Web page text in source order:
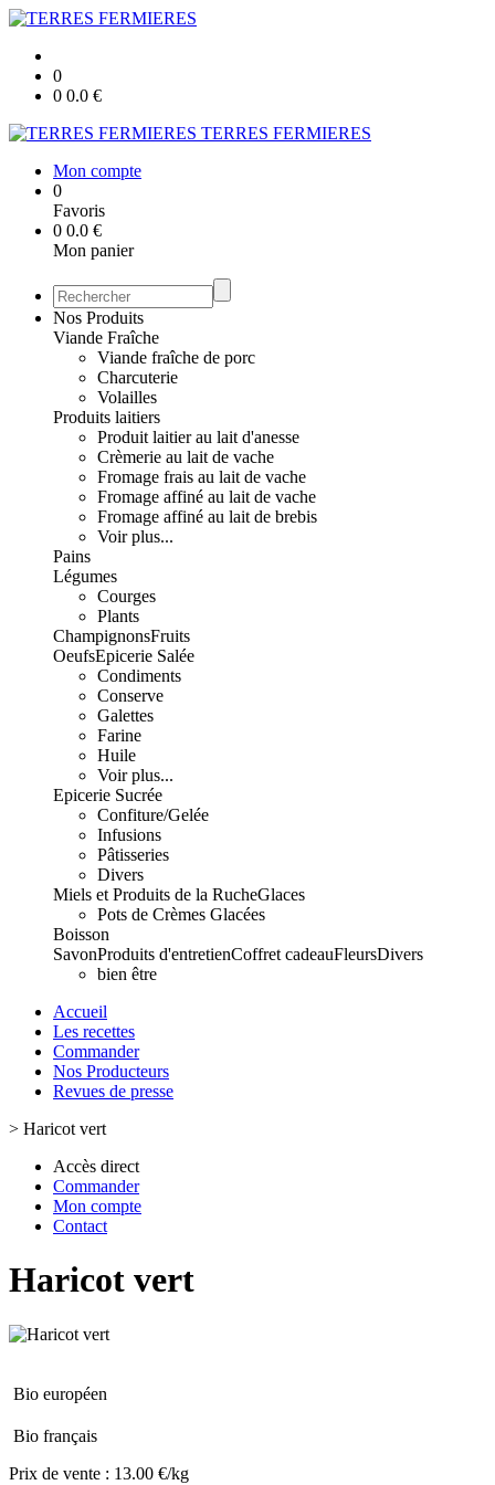
0
0 0.0 €
TERRES FERMIERES
Mon compte
0
Favoris
0 0.0 €
Mon panier
Nos Produits
Viande Fraîche
Viande fraîche de porc
Charcuterie
Volailles
Produits laitiers
Produit laitier au lait d'anesse
Crèmerie au lait de vache
Fromage frais au lait de vache
Fromage affiné au lait de vache
Fromage affiné au lait de brebis
Voir plus...
Pains
Légumes
Courges
Plants
ChampignonsFruits
OeufsEpicerie Salée
Condiments
Conserve
Galettes
Farine
Huile
Voir plus...
Epicerie Sucrée
Confiture/Gelée
Infusions
Pâtisseries
Divers
Miels et Produits de la RucheGlaces
Pots de Crèmes Glacées
Boisson
SavonProduits d'entretienCoffret cadeauFleursDivers
bien être
Accueil
Les recettes
Commander
Nos Producteurs
Revues de presse
> Haricot vert
Accès direct
Commander
Mon compte
Contact
Haricot vert
Bio européen
Bio français
Prix de vente : 13.00 €/kg